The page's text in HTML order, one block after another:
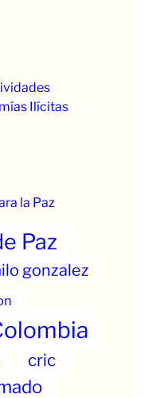
Ilícitas
la Paz
Paz
gonzalez
cric